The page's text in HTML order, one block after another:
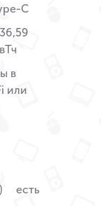
C
36,59
вТч
в
или
есть